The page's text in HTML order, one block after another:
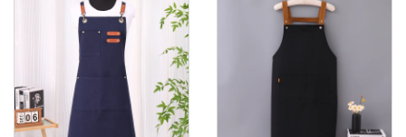
ครัวพื้นฐานราคาถูกสำหรับ
วันหยุด แบบติดอก ผลิตจาก
วัสดุอินทรีย์ ใช้สำหรับวาด